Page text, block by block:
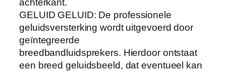
achterkant.
GELUID GELUID: De professionele
geluidsversterking wordt uitgevoerd door
geïntegreerde
breedbandluidsprekers. Hierdoor ontstaat
een breed geluidsbeeld, dat eventueel kan